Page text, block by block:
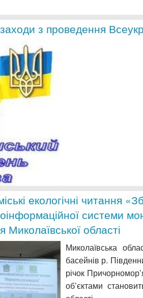
з проведення
екологічні читання
системи
Миколаївської області
Миколаївська
басейнів р.
річок
об’єктами